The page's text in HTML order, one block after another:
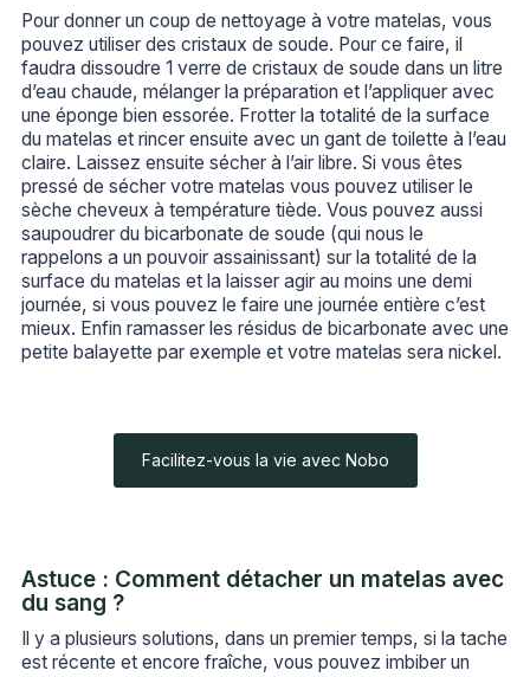
Pour donner un coup de nettoyage à votre matelas, vous
pouvez utiliser des cristaux de soude. Pour ce faire, il
faudra dissoudre 1 verre de cristaux de soude dans un litre
d’eau chaude, mélanger la préparation et l’appliquer avec
une éponge bien essorée. Frotter la totalité de la surface
du matelas et rincer ensuite avec un gant de toilette à l’eau
claire. Laissez ensuite sécher à l’air libre. Si vous êtes
pressé de sécher votre matelas vous pouvez utiliser le
sèche cheveux à température tiède. Vous pouvez aussi
saupoudrer du bicarbonate de soude (qui nous le
rappelons a un pouvoir assainissant) sur la totalité de la
surface du matelas et la laisser agir au moins une demi
journée, si vous pouvez le faire une journée entière c’est
mieux. Enfin ramasser les résidus de bicarbonate avec une
petite balayette par exemple et votre matelas sera nickel.
Facilitez-vous la vie avec Nobo
Astuce : Comment détacher un matelas avec
du sang ?
Il y a plusieurs solutions, dans un premier temps, si la tache
est récente et encore fraîche, vous pouvez imbiber un